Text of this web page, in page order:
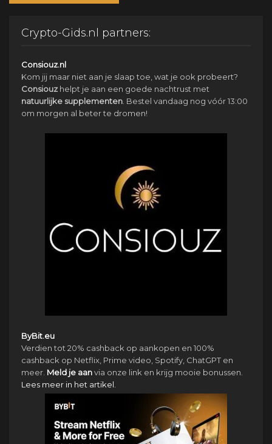
Crypto-Gids.nl partners:
Consiouz.nl
Kom jij maar niet aan je slaap toe, wat je ook probeert?
Consiouz helpt je aan een goede nachtrust met
natuurlijke supplementen . Bestel vandaag nog vóór 13:00
om morgen al beter te dromen!
ByBit.eu
Verdien tot 20% cashback op aankopen en 100%
cashback op Netflix, Prime video, Spotify, ChatGPT en
meer. Meld je aanvia onze link en krijg mooie bonussen.
Lees meer in het artikel.